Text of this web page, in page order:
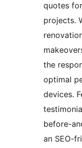
quotes
projects.
the
optimal
devices.
before-
an SEO-